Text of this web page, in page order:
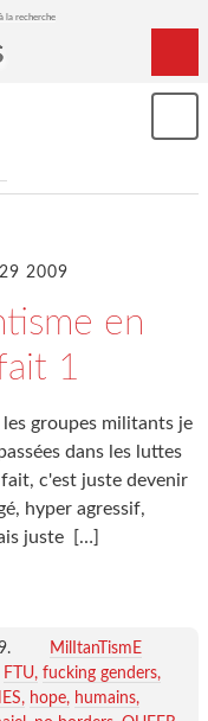
la recherche
2009
en
1
groupes militants je
dans les luttes
c'est juste devenir
hyper agressif,
juste
[…]
.
MilItanTismE
FTU fucking genders
hope
humains